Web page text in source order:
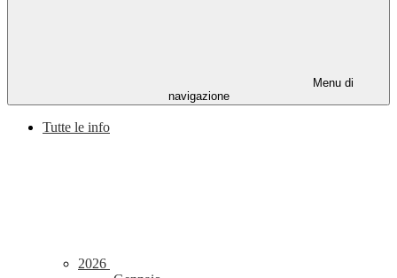
Menu di
navigazione
Tutte le info
2026